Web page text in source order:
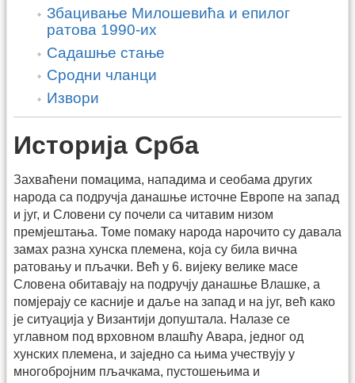
Збацивање Милошевића и епилог
ратова 1990-их
Садашње стање
Сродни чланци
Извори
Историја Срба
Захваћени помацима, нападима и сеобама других
народа са подручја данашње источне Европе на запад
и југ, и Словени су почели са читавим низом
премјештања. Томе помаку народа нарочито су давала
замах разна хунска племена, која су била вична
ратовању и пљачки. Већ у 6. вијеку велике масе
Словена обитавају на подручју данашње Влашке, а
помјерају се касније и даље на запад и на југ, већ како
је ситуација у Византији допуштала. Налазе се
углавном под врховном влашћу Авара, једног од
хунских племена, и заједно са њима учествују у
многобројним пљачкама, пустошењима и